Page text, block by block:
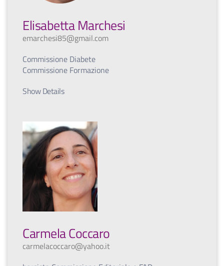
Elisabetta Marchesi
emarchesi85@gmail.com
Commissione Diabete
Commissione Formazione
Show Details
Carmela Coccaro
carmelacoccaro@yahoo.it